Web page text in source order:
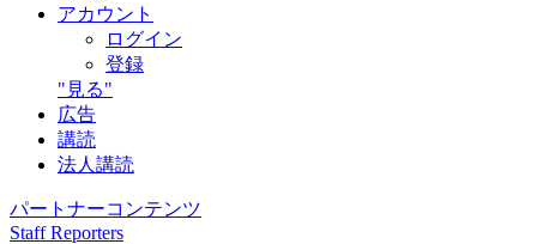
アカウント
ログイン
登録
"見る"
広告
講読
法人講読
パートナーコンテンツ
Staff Reporters